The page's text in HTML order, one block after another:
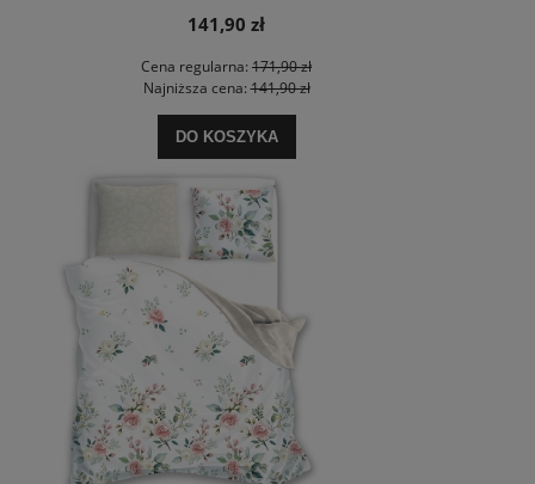
141,90 zł
Cena regularna: 171,90 zł
Najniższa cena:141,90 zł
DO KOSZYKA